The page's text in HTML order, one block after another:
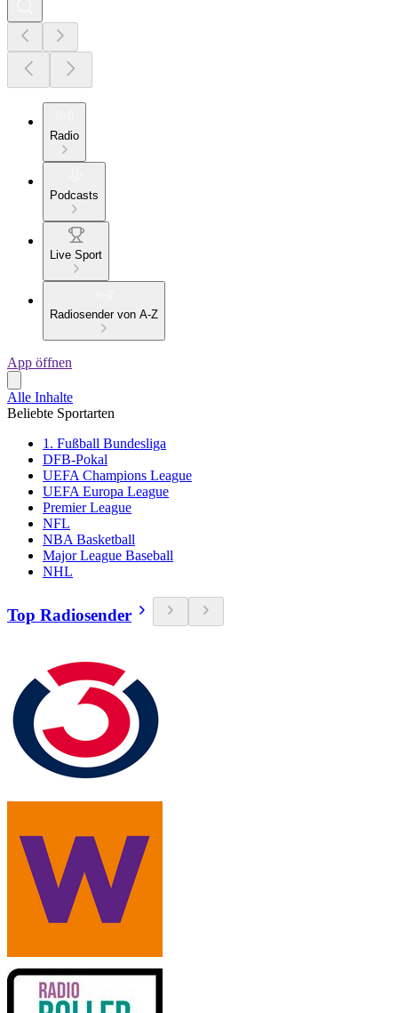
Radio
Podcasts
Live Sport
Radiosender von A-Z
App öffnen
Alle Inhalte
Beliebte Sportarten
1. Fußball Bundesliga
DFB-Pokal
UEFA Champions League
UEFA Europa League
Premier League
NFL
NBA Basketball
Major League Baseball
NHL
Top Radiosender